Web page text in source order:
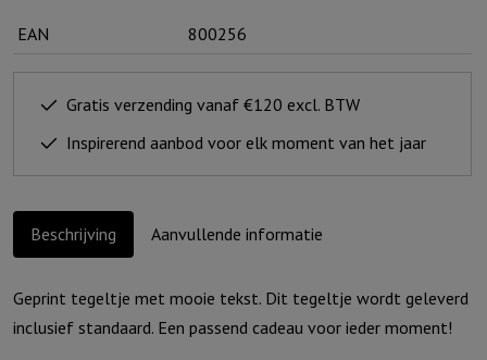
God
heeft
reis..
aantal
EAN 800256
Gratis verzending vanaf €120 excl. BTW
Inspirerend aanbod voor elk moment van het jaar
Beschrijving Aanvullende informatie
Geprint tegeltje met mooie tekst. Dit tegeltje wordt geleverd
inclusief standaard. Een passend cadeau voor ieder moment!